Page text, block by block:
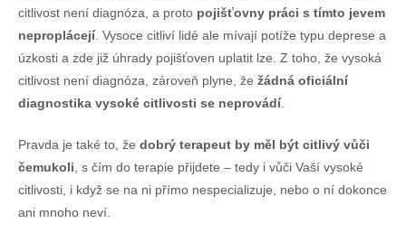
citlivost není diagnóza, a proto pojišťovny práci s tímto jevem
neproplácejí. Vysoce citliví lidé ale mívají potíže typu deprese a
úzkosti a zde již úhrady pojišťoven uplatit lze. Z toho, že vysoká
citlivost není diagnóza, zároveň plyne, že žádná oficiální
diagnostika vysoké citlivosti se neprovádí.
Pravda je také to, že dobrý terapeut by měl být citlivý vůči
čemukoli , s čím do terapie přijdete – tedy i vůči Vaší vysoké
citlivosti, i když se na ni přímo nespecializuje, nebo o ní dokonce
ani mnoho neví.